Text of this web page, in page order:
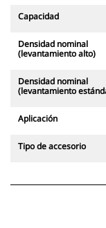
Capacidad
Densidad nominal
(levantamiento alto)
Densidad nominal
(levantamiento
Aplicación
Tipo de accesorio